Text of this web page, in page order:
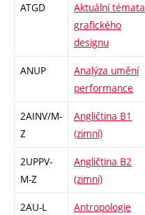
ATGD
Aktuální témata
grafického
designu
ANUP
Analýza umění
performance
2AINV/M-
Z
Angličtina B1
(zimní)
2UPPV-
M-Z
Angličtina B2
(zimní)
2AU-L
Antropologie